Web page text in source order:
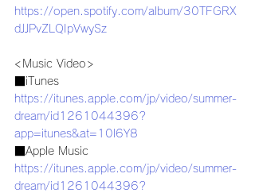
https://open.spotify.com/album/30TFGRX
dJJPvZLQIpVwySz
<Music Video>
■iTunes
https://itunes.apple.com/jp/video/summer-
dream/id1261044396?
app=itunes&at=10l6Y8
■Apple Music
https://itunes.apple.com/jp/video/summer-
dream/id1261044396?